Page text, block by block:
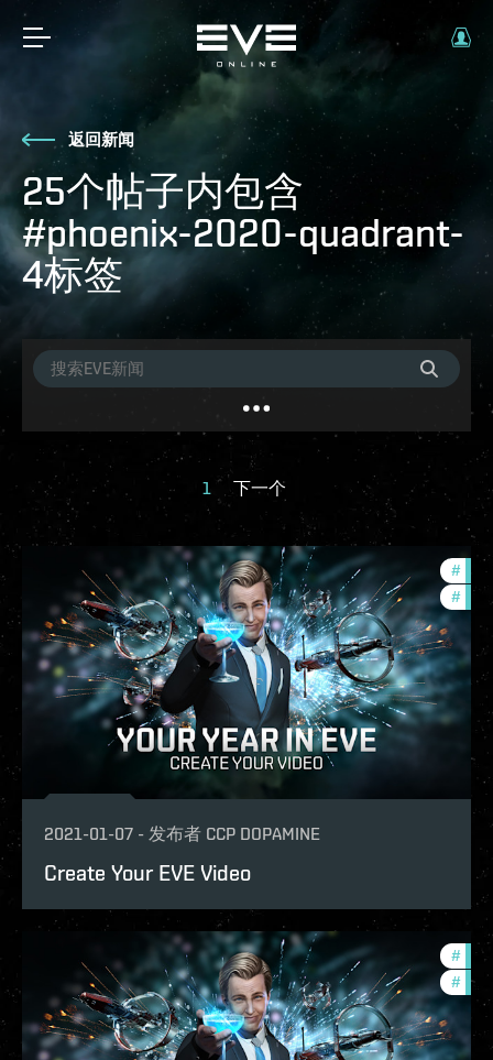
返回新闻
25个帖子内包含
#phoenix-2020-quadrant-
4标签
1 下一个
#
#
2021-01-07 - 发布者 CCP DOPAMINE
Create Your EVE Video
#
#